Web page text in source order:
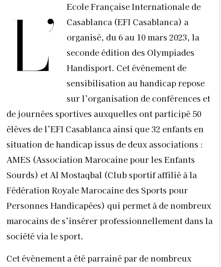
L’
Ecole Française Internationale de
Casablanca (EFI Casablanca) a
organisé, du 6 au 10 mars 2023, la
seconde édition des Olympiades
Handisport. Cet événement de
sensibilisation au handicap repose
sur l’organisation de conférences et
de journées sportives auxquelles ont participé 50
élèves de l’EFI Casablanca ainsi que 32 enfants en
situation de handicap issus de deux associations :
AMES (Association Marocaine pour les Enfants
Sourds) et Al Mostaqbal (Club sportif affilié à la
Fédération Royale Marocaine des Sports pour
Personnes Handicapées) qui permet à de nombreux
marocains de s’insérer professionnellement dans la
société via le sport.
Cet évènement a été parrainé par de nombreux